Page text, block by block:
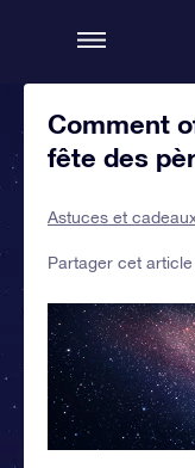
Comment
fête des
Astuces et
Partager cet article